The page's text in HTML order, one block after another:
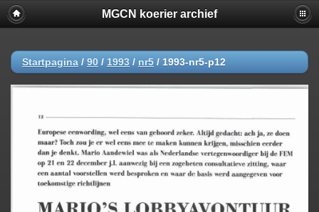
MGCN koerier archief
Startpagina / 90 / 1993 / nr5 / 1993-nr5-p12